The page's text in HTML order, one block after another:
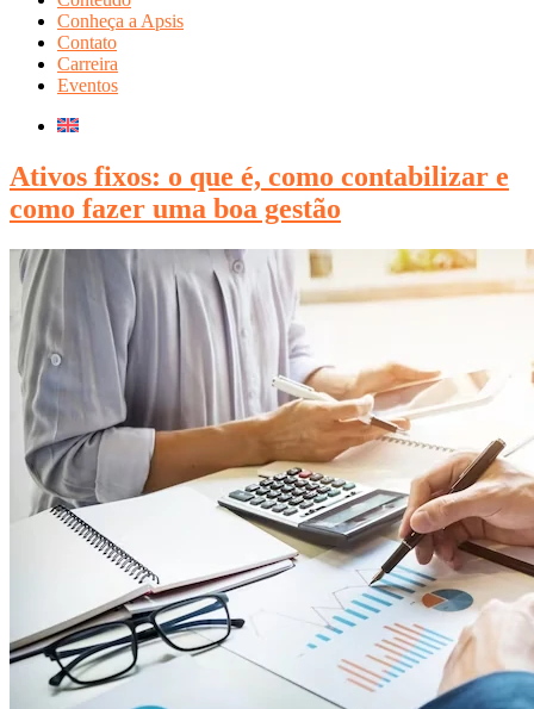
Conheça a Apsis
Contato
Carreira
Eventos
Ativos fixos: o que é, como contabilizar e
como fazer uma boa gestão